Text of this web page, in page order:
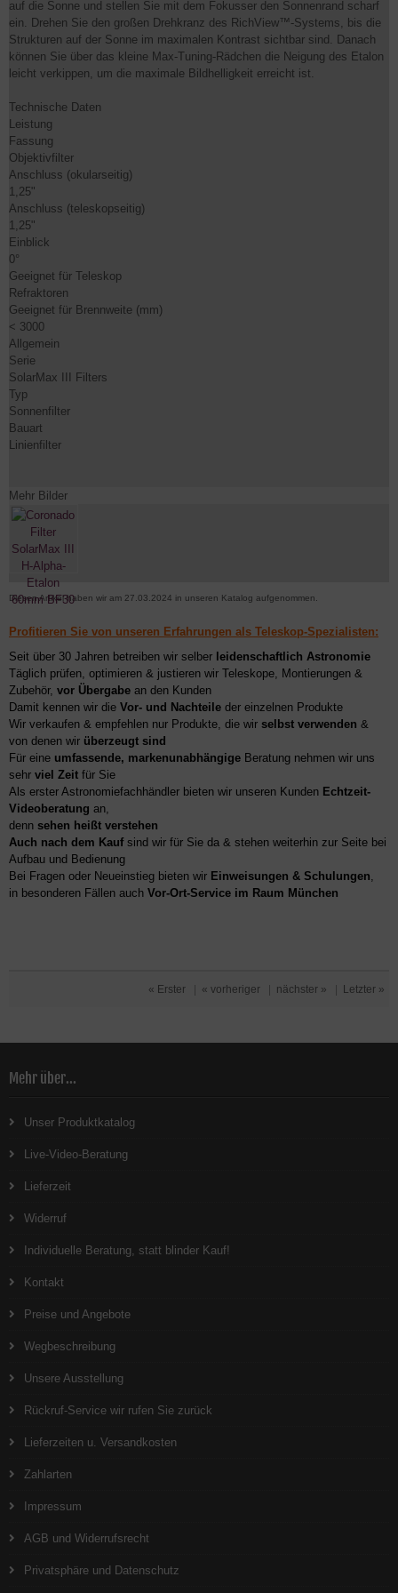
auf die Sonne und stellen Sie mit dem Fokusser den Sonnenrand scharf
ein. Drehen Sie den großen Drehkranz des RichView™-Systems, bis die
Strukturen auf der Sonne im maximalen Kontrast sichtbar sind. Danach
können Sie über das kleine Max-Tuning-Rädchen die Neigung des Etalon
leicht verkippen, um die maximale Bildhelligkeit erreicht ist.
Technische Daten
Leistung
Fassung
Objektivfilter
Anschluss (okularseitig)
1,25"
Anschluss (teleskopseitig)
1,25"
Einblick
0°
Geeignet für Teleskop
Refraktoren
Geeignet für Brennweite (mm)
< 3000
Allgemein
Serie
SolarMax III Filters
Typ
Sonnenfilter
Bauart
Linienfilter
Mehr Bilder
Diesen Artikel haben wir am 27.03.2024 in unseren Katalog aufgenommen.
Profitieren Sie von unseren Erfahrungen als Teleskop-Spezialisten:
Seit über 30 Jahren betreiben wir selber leidenschaftlich Astronomie
Täglich prüfen, optimieren & justieren wir Teleskope, Montierungen &
Zubehör, vor Übergabe an den Kunden
Damit kennen wir die Vor- und Nachteile der einzelnen Produkte
Wir verkaufen & empfehlen nur Produkte, die wir selbst verwenden &
von denen wir überzeugt sind
Für eine umfassende, markenunabhängige Beratung nehmen wir uns
sehr viel Zeit für Sie
Als erster Astronomiefachhändler bieten wir unseren Kunden Echtzeit-
Videoberatung an,
denn sehen heißt verstehen
Auch nach dem Kaufsind wir für Sie da & stehen weiterhin zur Seite bei
Aufbau und Bedienung
Bei Fragen oder Neueinstieg bieten wir Einweisungen & Schulungen
in besonderen Fällen auch Vor-Ort-Service im Raum München
« Erster | « vorheriger | nächster » | Letzter »
Mehr über...
Unser Produktkatalog
Live-Video-Beratung
Lieferzeit
Widerruf
Individuelle Beratung, statt blinder Kauf!
Kontakt
Preise und Angebote
Wegbeschreibung
Unsere Ausstellung
Rückruf-Service wir rufen Sie zurück
Lieferzeiten u. Versandkosten
Zahlarten
Impressum
AGB und Widerrufsrecht
Privatsphäre und Datenschutz